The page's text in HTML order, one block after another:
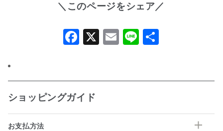
＼このページをシェア／
Facebook
X Email
Line
ショッピングガイド
お支払方法